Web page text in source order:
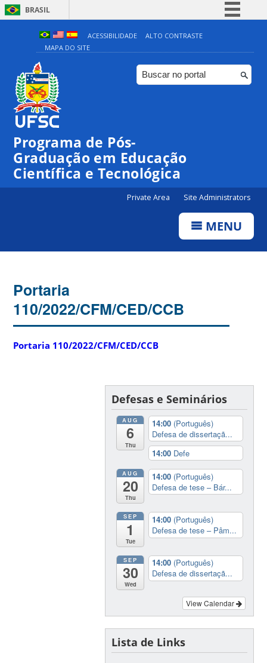
BRASIL
Simplifique!
Comunica BR
Participe
ACESSIBILIDADE
ALTO CONTRASTE
MAPA DO SITE
Programa de Pós-
Graduação em Educação
Científica e Tecnológica
Private Area Site Administrators
MENU
Portaria
110/2022/CFM/CED/CCB
Portaria 110/2022/CFM/CED/CCB
Defesas e Seminários
AUG
6
Thu
14:00 (Português)
Defesa de dissertaçã...
14:00 Defe
AUG
20
Thu
14:00 (Português)
Defesa de tese – Bár...
SEP
1
Tue
14:00 (Português)
Defesa de tese – Pâm...
SEP
30
Wed
14:00 (Português)
Defesa de dissertaçã...
View Calendar
Lista de Links